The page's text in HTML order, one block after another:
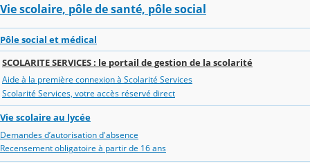
Vie scolaire, pôle de santé, pôle social
Pôle social et médical
SCOLARITE SERVICES : le portail de gestion de la scolarité
Aide à la première connexion à Scolarité Services
Scolarité Services, votre accès réservé direct
Vie scolaire au lycée
Demandes d’autorisation d'absence
Recensement obligatoire à partir de 16 ans